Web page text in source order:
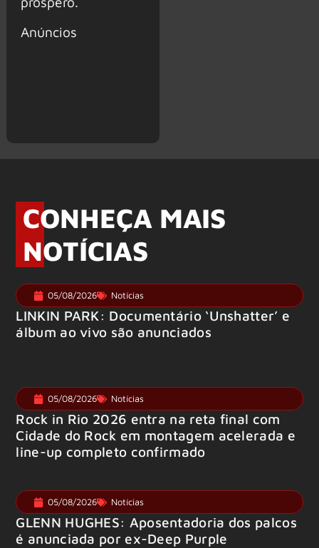
Anúncios
CONHEÇA MAIS
NOTÍCIAS
05/08/2026 Notícias
LINKIN PARK: Documentário ‘Unshatter’ e
álbum ao vivo são anunciados
05/08/2026 Notícias
Rock in Rio 2026 entra na reta final com
Cidade do Rock em montagem acelerada e
line-up completo confirmado
05/08/2026 Notícias
GLENN HUGHES: Aposentadoria dos palcos
é anunciada por ex-Deep Purple